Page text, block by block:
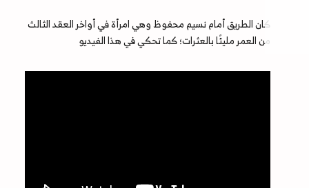
كان الطريق أمام نسيم محفوظ وهي امرأة في أواخر العقد الثالث
من العمر مليئًا بالعثرات؛ كما تحكي في هذا الفيديو